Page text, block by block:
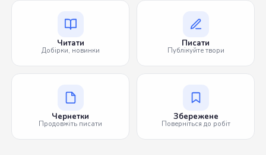
Читати
Добірки, новинки
Писати
Публікуйте твори
Чернетки
Продовжіть писати
Збережене
Поверніться до робіт